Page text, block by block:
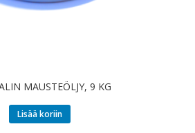
MAUSTEÖLJY, 9 KG
Lisää koriin